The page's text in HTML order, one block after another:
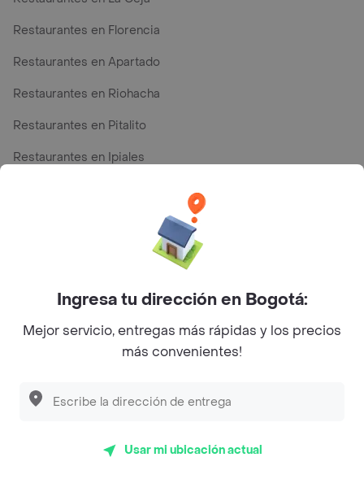
Restaurantes en Florencia
Restaurantes en Apartado
Restaurantes en Riohacha
Restaurantes en Pitalito
Restaurantes en Ipiales
Top Marcas y Cadenas de Restaurantes
Encuéntranos en estos países
App Store Google play AppGallery
Ingresa tu dirección en Bogotá:
Mejor servicio, entregas más rápidas y los precios
más convenientes!
Usar mi ubicación actual